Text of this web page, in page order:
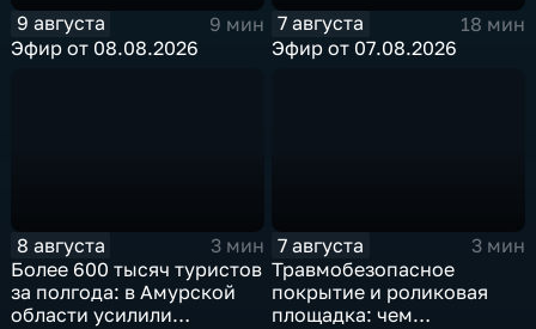
9 августа
9 мин
Эфир от 08.08.2026
7 августа
18 мин
Эфир от 07.08.2026
8 августа
3 мин
Более 600 тысяч туристов
за полгода: в Амурской
области усилили
7 августа
3 мин
Травмобезопасное
покрытие и роликовая
площадка: чем